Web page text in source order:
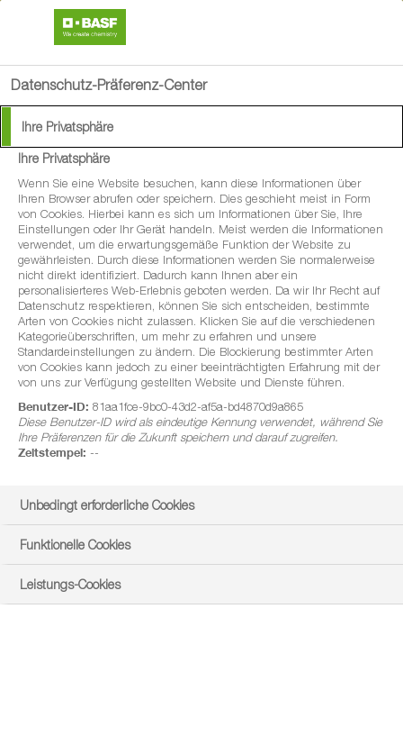
Available Languages:
Französisch
Italienisch
Datenschutz-Präferenz-Center
Ihre Privatsphäre
Ihre Privatsphäre
Wenn Sie eine Website besuchen, kann diese Informationen über
Ihren Browser abrufen oder speichern. Dies geschieht meist in Form
von Cookies. Hierbei kann es sich um Informationen über Sie, Ihre
Einstellungen oder Ihr Gerät handeln. Meist werden die Informationen
verwendet, um die erwartungsgemäße Funktion der Website zu
gewährleisten. Durch diese Informationen werden Sie normalerweise
nicht direkt identifiziert. Dadurch kann Ihnen aber ein
personalisierteres Web-Erlebnis geboten werden. Da wir Ihr Recht auf
Datenschutz respektieren, können Sie sich entscheiden, bestimmte
Arten von Cookies nicht zulassen. Klicken Sie auf die verschiedenen
Kategorieüberschriften, um mehr zu erfahren und unsere
Standardeinstellungen zu ändern. Die Blockierung bestimmter Arten
von Cookies kann jedoch zu einer beeinträchtigten Erfahrung mit der
von uns zur Verfügung gestellten Website und Dienste führen.
Benutzer-ID: 81aa1fce-9bc0-43d2-af5a-bd4870d9a865
Diese Benutzer-ID wird als eindeutige Kennung verwendet, während Sie
Ihre Präferenzen für die Zukunft speichern und darauf zugreifen.
Zeitstempel: --
Unbedingt erforderliche Cookies
Funktionelle Cookies
Leistungs-Cookies